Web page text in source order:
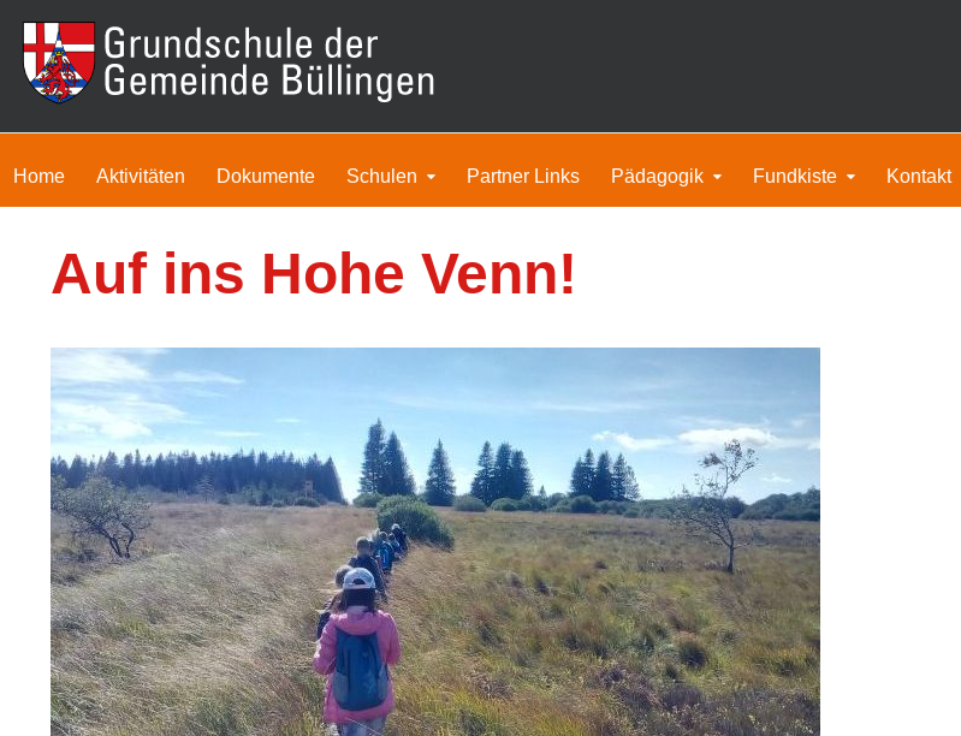
Home Aktivitäten Dokumente Schulen Partner Links Pädagogik Fundkiste Kontakt
Auf ins Hohe Venn!